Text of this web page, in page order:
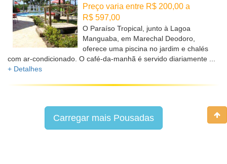
Preço varia entre R$ 200,00 a
R$ 597,00
O Paraíso Tropical, junto à Lagoa
Manguaba, em Marechal Deodoro,
oferece uma piscina no jardim e chalés
com ar-condicionado. O café-da-manhã é servido diariamente ...
+ Detalhes
Carregar mais Pousadas